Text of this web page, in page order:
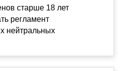
старше 18 лет
регламент
нейтральных